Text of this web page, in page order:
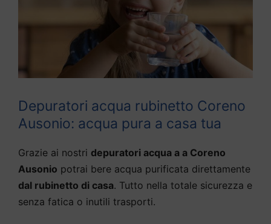
Depuratori acqua rubinetto Coreno
Ausonio: acqua pura a casa tua
Grazie ai nostri depuratori acqua a a Coreno
Ausonio potrai bere acqua purificata direttamente
dal rubinetto di casa. Tutto nella totale sicurezza e
senza fatica o inutili trasporti.